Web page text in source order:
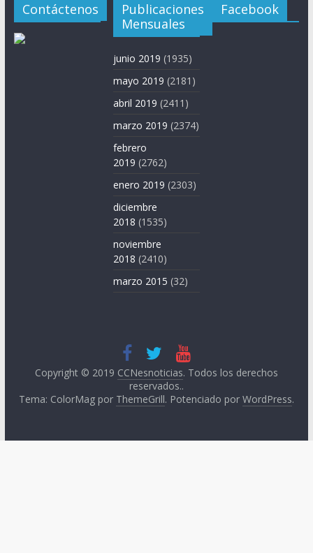
Contáctenos
Publicaciones
Mensuales
junio 2019 (1935)
mayo 2019 (2181)
abril 2019 (2411)
marzo 2019 (2374)
febrero
2019 (2762)
enero 2019 (2303)
diciembre
2018 (1535)
noviembre
2018 (2410)
marzo 2015 (32)
Facebook
Copyright © 2019 CCNesnoticias. Todos los derechos
reservados..
Tema: ColorMag por ThemeGrill. Potenciado por WordPress.